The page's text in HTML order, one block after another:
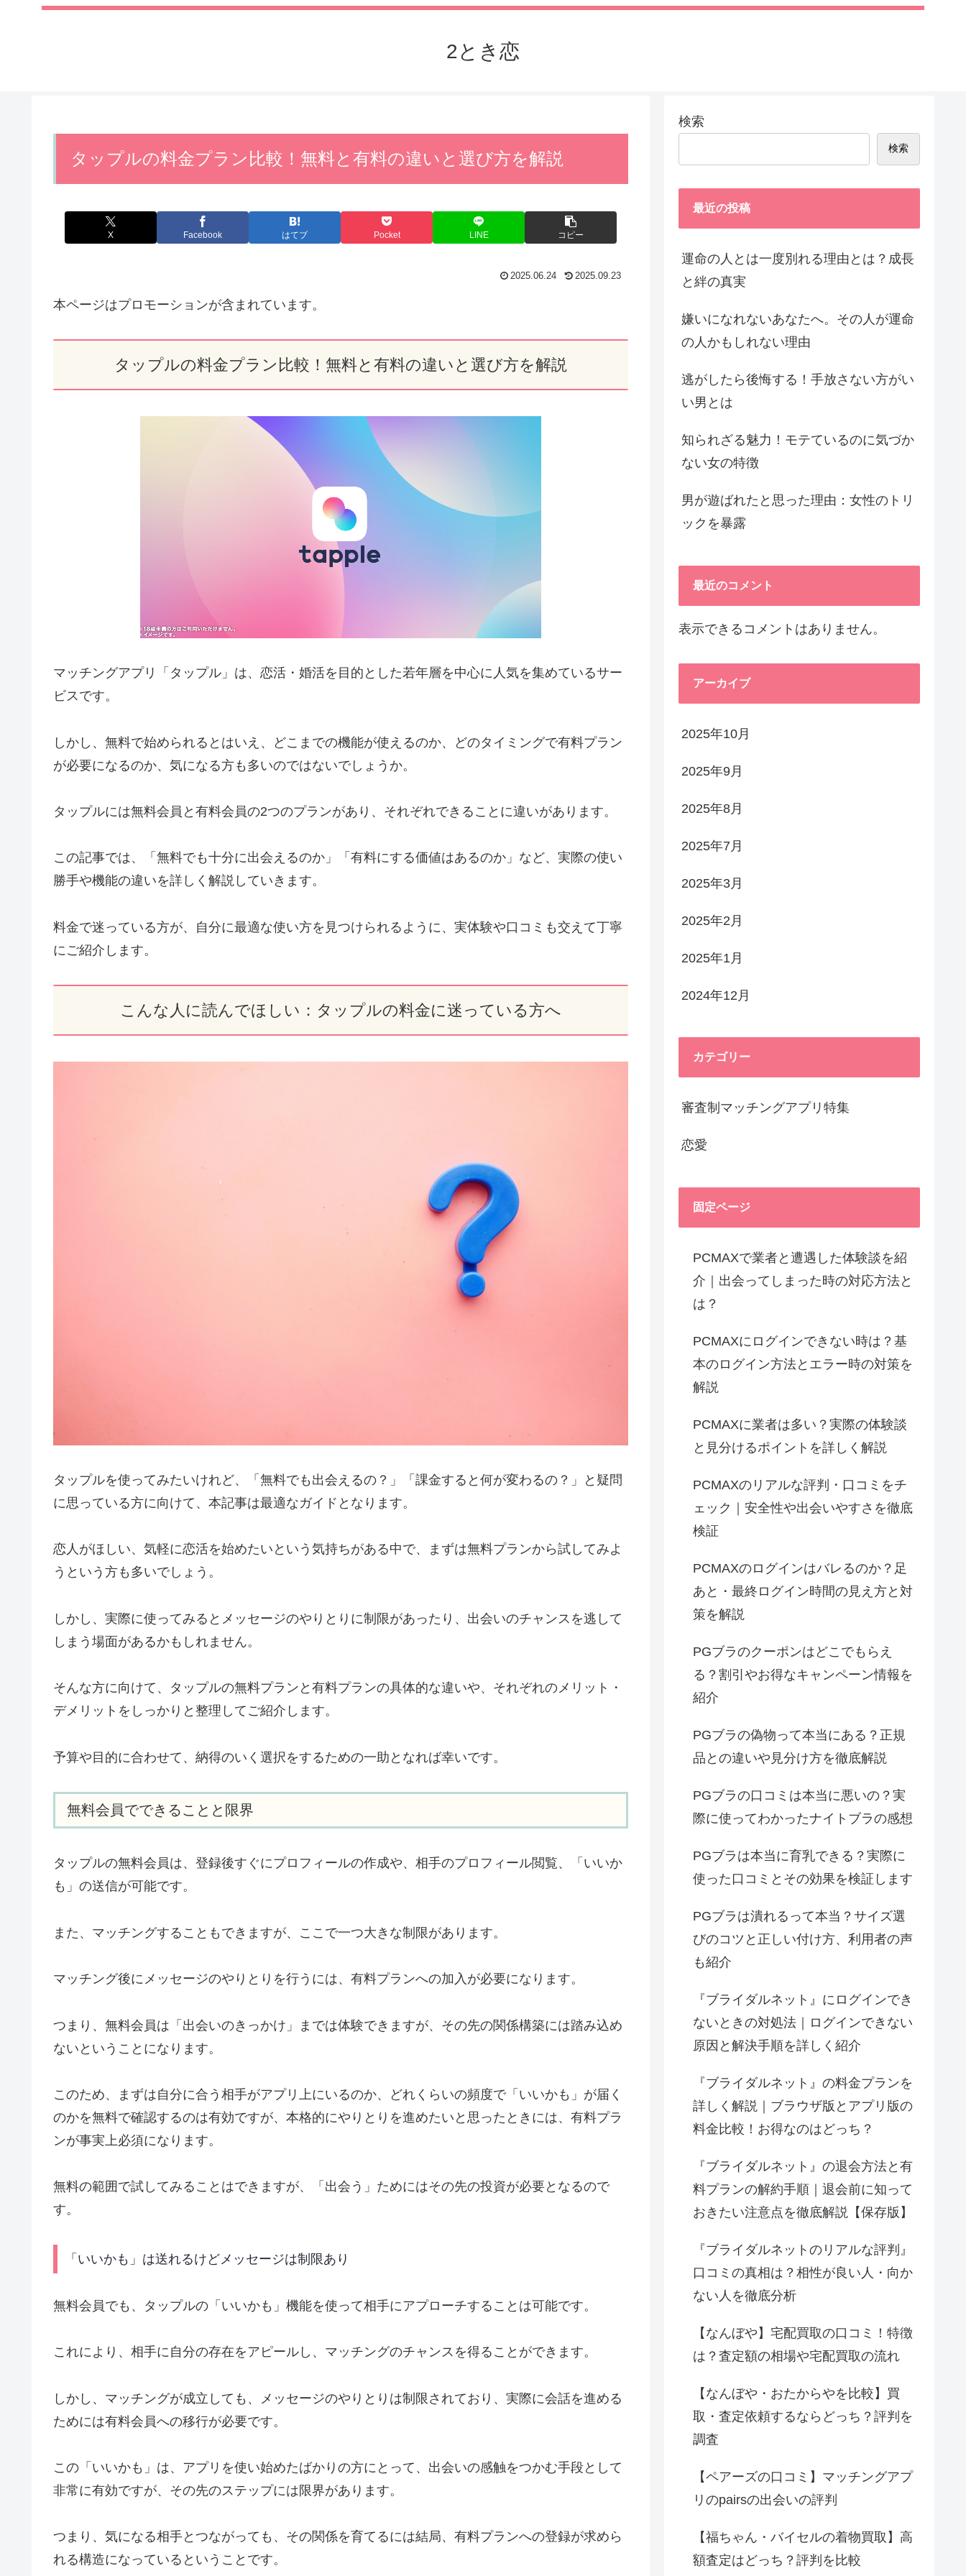
2とき恋
タップルの料金プラン比較！無料と有料の違いと選び方を解説
X Facebook はてブ Pocket LINE コピー
2025.06.24 2025.09.23
本ページはプロモーションが含まれています。
タップルの料金プラン比較！無料と有料の違いと選び方を解説
マッチングアプリ「タップル」は、恋活・婚活を目的とした若年層を中心に人気を集めているサー
ビスです。
しかし、無料で始められるとはいえ、どこまでの機能が使えるのか、どのタイミングで有料プラン
が必要になるのか、気になる方も多いのではないでしょうか。
タップルには無料会員と有料会員の2つのプランがあり、それぞれできることに違いがあります。
この記事では、「無料でも十分に出会えるのか」「有料にする価値はあるのか」など、実際の使い
勝手や機能の違いを詳しく解説していきます。
料金で迷っている方が、自分に最適な使い方を見つけられるように、実体験や口コミも交えて丁寧
にご紹介します。
こんな人に読んでほしい：タップルの料金に迷っている方へ
タップルを使ってみたいけれど、「無料でも出会えるの？」「課金すると何が変わるの？」と疑問
に思っている方に向けて、本記事は最適なガイドとなります。
恋人がほしい、気軽に恋活を始めたいという気持ちがある中で、まずは無料プランから試してみよ
うという方も多いでしょう。
しかし、実際に使ってみるとメッセージのやりとりに制限があったり、出会いのチャンスを逃して
しまう場面があるかもしれません。
そんな方に向けて、タップルの無料プランと有料プランの具体的な違いや、それぞれのメリット・
デメリットをしっかりと整理してご紹介します。
予算や目的に合わせて、納得のいく選択をするための一助となれば幸いです。
無料会員でできることと限界
タップルの無料会員は、登録後すぐにプロフィールの作成や、相手のプロフィール閲覧、「いいか
も」の送信が可能です。
また、マッチングすることもできますが、ここで一つ大きな制限があります。
マッチング後にメッセージのやりとりを行うには、有料プランへの加入が必要になります。
つまり、無料会員は「出会いのきっかけ」までは体験できますが、その先の関係構築には踏み込め
ないということになります。
このため、まずは自分に合う相手がアプリ上にいるのか、どれくらいの頻度で「いいかも」が届く
のかを無料で確認するのは有効ですが、本格的にやりとりを進めたいと思ったときには、有料プラ
ンが事実上必須になります。
無料の範囲で試してみることはできますが、「出会う」ためにはその先の投資が必要となるので
す。
「いいかも」は送れるけどメッセージは制限あり
無料会員でも、タップルの「いいかも」機能を使って相手にアプローチすることは可能です。
これにより、相手に自分の存在をアピールし、マッチングのチャンスを得ることができます。
しかし、マッチングが成立しても、メッセージのやりとりは制限されており、実際に会話を進める
ためには有料会員への移行が必要です。
この「いいかも」は、アプリを使い始めたばかりの方にとって、出会いの感触をつかむ手段として
非常に有効ですが、その先のステップには限界があります。
つまり、気になる相手とつながっても、その関係を育てるには結局、有料プランへの登録が求めら
れる構造になっているということです。
検索
検索
最近の投稿
運命の人とは一度別れる理由とは？成長
と絆の真実
嫌いになれないあなたへ。その人が運命
の人かもしれない理由
逃がしたら後悔する！手放さない方がい
い男とは
知られざる魅力！モテているのに気づか
ない女の特徴
男が遊ばれたと思った理由：女性のトリ
ックを暴露
最近のコメント
表示できるコメントはありません。
アーカイブ
2025年10月
2025年9月
2025年8月
2025年7月
2025年3月
2025年2月
2025年1月
2024年12月
カテゴリー
審査制マッチングアプリ特集
恋愛
固定ページ
PCMAXで業者と遭遇した体験談を紹
介｜出会ってしまった時の対応方法と
は？
PCMAXにログインできない時は？基
本のログイン方法とエラー時の対策を
解説
PCMAXに業者は多い？実際の体験談
と見分けるポイントを詳しく解説
PCMAXのリアルな評判・口コミをチ
ェック｜安全性や出会いやすさを徹底
検証
PCMAXのログインはバレるのか？足
あと・最終ログイン時間の見え方と対
策を解説
PGブラのクーポンはどこでもらえ
る？割引やお得なキャンペーン情報を
紹介
PGブラの偽物って本当にある？正規
品との違いや見分け方を徹底解説
PGブラの口コミは本当に悪いの？実
際に使ってわかったナイトブラの感想
PGブラは本当に育乳できる？実際に
使った口コミとその効果を検証します
PGブラは潰れるって本当？サイズ選
びのコツと正しい付け方、利用者の声
も紹介
『ブライダルネット』にログインでき
ないときの対処法｜ログインできない
原因と解決手順を詳しく紹介
『ブライダルネット』の料金プランを
詳しく解説｜ブラウザ版とアプリ版の
料金比較！お得なのはどっち？
『ブライダルネット』の退会方法と有
料プランの解約手順｜退会前に知って
おきたい注意点を徹底解説【保存版】
『ブライダルネットのリアルな評判』
口コミの真相は？相性が良い人・向か
ない人を徹底分析
【なんぼや】宅配買取の口コミ！特徴
は？査定額の相場や宅配買取の流れ
【なんぼや・おたからやを比較】買
取・査定依頼するならどっち？評判を
調査
【ペアーズの口コミ】マッチングアプ
リのpairsの出会いの評判
【福ちゃん・バイセルの着物買取】高
額査定はどっち？評判を比較